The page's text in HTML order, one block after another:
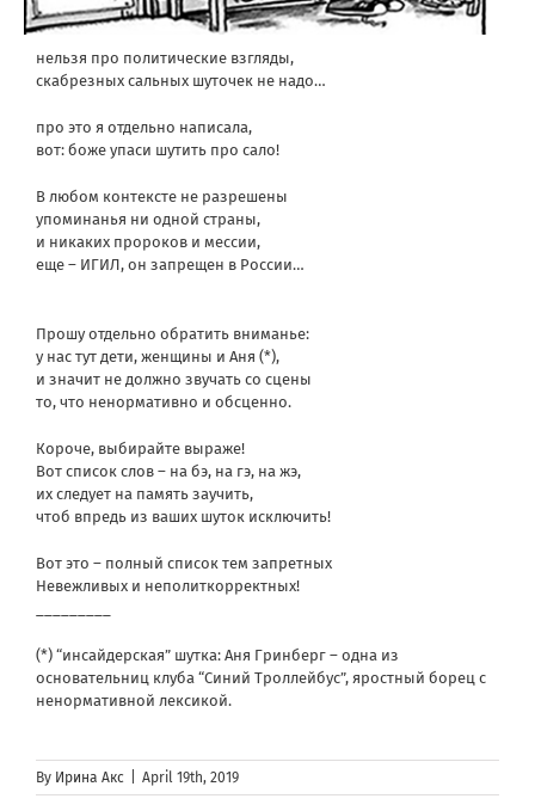
нельзя про политические взгляды,
скабрезных сальных шуточек не надо…
про это я отдельно написала,
вот: боже упаси шутить про сало!
В любом контекcте не разрешены
упоминанья ни одной страны,
и никаких пророков и мессии,
еще – ИГИЛ, он запрещен в России…
Прошу отдельно обратить вниманье:
у нас тут дети, женщины и Аня (*),
и значит не должно звучать со сцены
то, что ненормативно и обсценно.
Короче, выбирайте выраже!
Вот список слов – на бэ, на гэ, на жэ,
их следует на память заучить,
чтоб впредь из ваших шуток исключить!
Вот это – полный список тем запретных
Невежливых и неполиткорректных!
(*) “инсайдерская” шутка: Аня Гринберг – одна из
основательниц клуба “Синий Троллейбус”, яростный борец с
ненормативной лексикой.
By Ирина Акс April 19th, 2019